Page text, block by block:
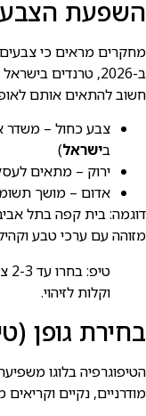
השפעת
מחקרים מראים כי
ב-2026, טרנדים
חשוב להתאים אותם
צבע כחול – משדר
בישראל)
ירוק – מתאים
אדום – מושך
דוגמה: בית קפה בתל
מזוהה עם ערכי טבע
וקלות לזיהוי.
בחירת גופן
מודרניים, נקיים